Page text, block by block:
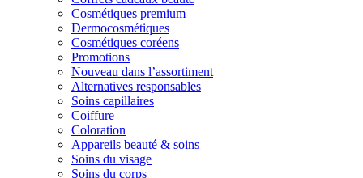
Cosmétiques premium
Dermocosmétiques
Cosmétiques coréens
Promotions
Nouveau dans l’assortiment
Alternatives responsables
Soins capillaires
Coiffure
Coloration
Appareils beauté & soins
Soins du visage
Soins du corps